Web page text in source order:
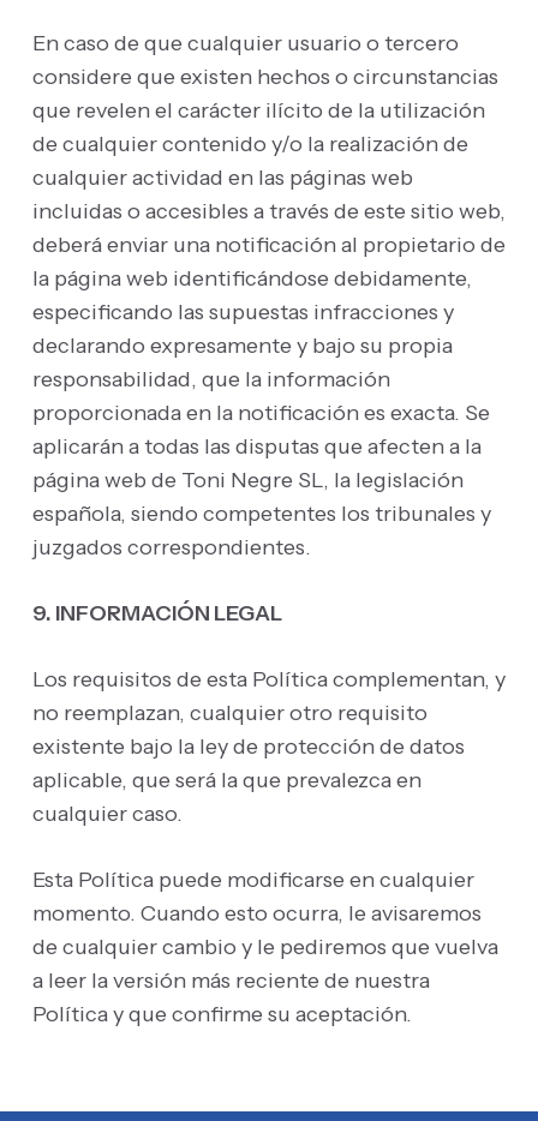
En caso de que cualquier usuario o tercero
considere que existen hechos o circunstancias
que revelen el carácter ilícito de la utilización
de cualquier contenido y/o la realización de
cualquier actividad en las páginas web
incluidas o accesibles a través de este sitio web,
deberá enviar una notificación al propietario de
la página web identificándose debidamente,
especificando las supuestas infracciones y
declarando expresamente y bajo su propia
responsabilidad, que la información
proporcionada en la notificación es exacta. Se
aplicarán a todas las disputas que afecten a la
página web de Toni Negre SL, la legislación
española, siendo competentes los tribunales y
juzgados correspondientes.
9. INFORMACIÓN LEGAL
Los requisitos de esta Política complementan, y
no reemplazan, cualquier otro requisito
existente bajo la ley de protección de datos
aplicable, que será la que prevalezca en
cualquier caso.
Esta Política puede modificarse en cualquier
momento. Cuando esto ocurra, le avisaremos
de cualquier cambio y le pediremos que vuelva
a leer la versión más reciente de nuestra
Política y que confirme su aceptación.